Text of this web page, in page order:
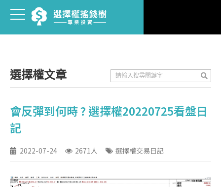
選擇權文章
會反彈到何時 ? 選擇權20220725看盤日
記
2022-07-24 2671人 選擇權交易日記